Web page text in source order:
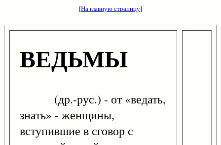
[На главную страницу]
ВЕДЬМЫ
(др.-рус.) - от «ведать,
знать» - женщины,
вступившие в сговор с